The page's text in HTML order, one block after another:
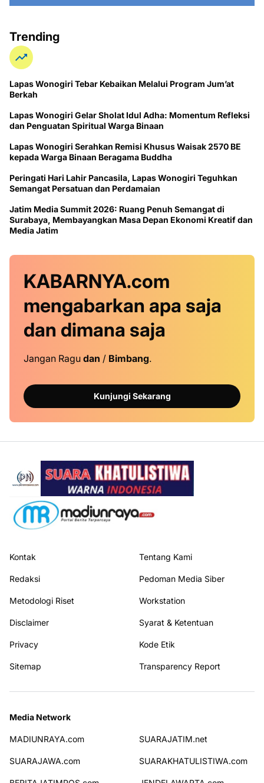
Trending
Lapas Wonogiri Tebar Kebaikan Melalui Program Jum’at
Berkah
Lapas Wonogiri Gelar Sholat Idul Adha: Momentum Refleksi
dan Penguatan Spiritual Warga Binaan
Lapas Wonogiri Serahkan Remisi Khusus Waisak 2570 BE
kepada Warga Binaan Beragama Buddha
Peringati Hari Lahir Pancasila, Lapas Wonogiri Teguhkan
Semangat Persatuan dan Perdamaian
Jatim Media Summit 2026: Ruang Penuh Semangat di
Surabaya, Membayangkan Masa Depan Ekonomi Kreatif dan
Media Jatim
KABARNYA.com
mengabarkan apa saja
dan dimana saja
Jangan Ragu dan / Bimbang.
Kunjungi Sekarang
Kontak Tentang Kami
Redaksi Pedoman Media Siber
Metodologi Riset Workstation
Disclaimer Syarat & Ketentuan
Privacy Kode Etik
Sitemap Transparency Report
Media Network
MADIUNRAYA.com SUARAJATIM.net
SUARAJAWA.com SUARAKHATULISTIWA.com